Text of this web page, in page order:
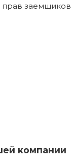
заемщиков
компании